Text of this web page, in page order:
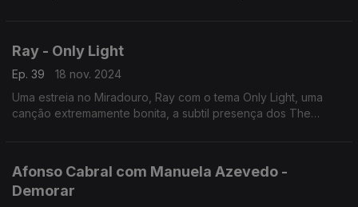
Ray - Only Light
Ep. 39
18 nov. 2024
Uma estreia no Miradouro, Ray com o tema Only Light, uma
canção extremamente bonita, a subtil presença dos The
Afonso Cabral com Manuela Azevedo -
Demorar